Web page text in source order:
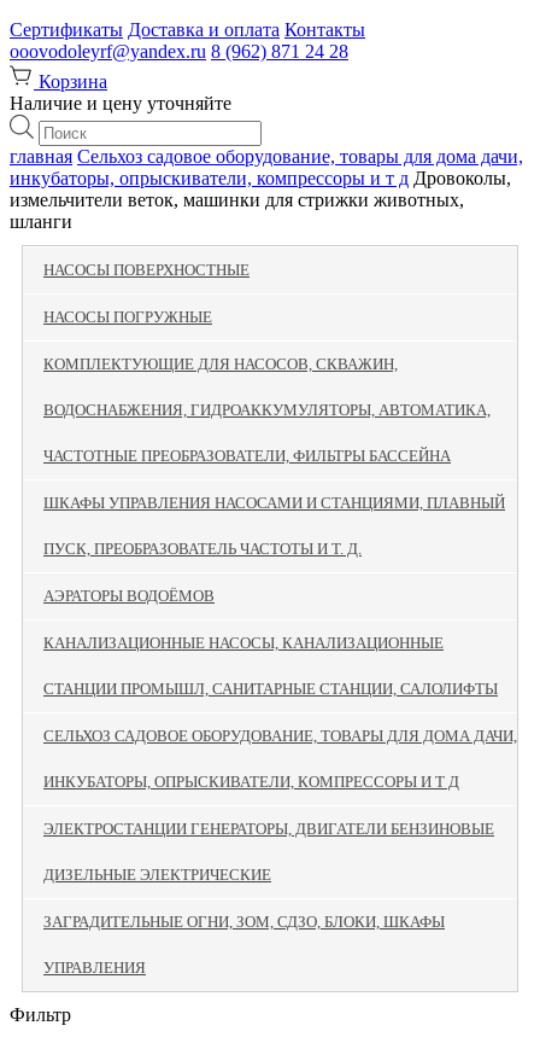
Сертификаты Доставка и оплата Контакты
ooovodoleyrf@yandex.ru 8 (962) 871 24 28
Корзина
Наличие и цену уточняйте
Поиск
товаров
главная Сельхоз садовое оборудование, товары для дома дачи,
инкубаторы, опрыскиватели, компрессоры и т д Дровоколы,
измельчители веток, машинки для стрижки животных,
шланги
НАСОСЫ ПОВЕРХНОСТНЫЕ
НАСОСЫ ПОГРУЖНЫЕ
КОМПЛЕКТУЮЩИЕ ДЛЯ НАСОСОВ, СКВАЖИН,
ВОДОСНАБЖЕНИЯ, ГИДРОАККУМУЛЯТОРЫ, АВТОМАТИКА,
ЧАСТОТНЫЕ ПРЕОБРАЗОВАТЕЛИ, ФИЛЬТРЫ БАССЕЙНА
ШКАФЫ УПРАВЛЕНИЯ НАСОСАМИ И СТАНЦИЯМИ, ПЛАВНЫЙ
ПУСК, ПРЕОБРАЗОВАТЕЛЬ ЧАСТОТЫ И Т. Д.
АЭРАТОРЫ ВОДОЁМОВ
КАНАЛИЗАЦИОННЫЕ НАСОСЫ, КАНАЛИЗАЦИОННЫЕ
СТАНЦИИ ПРОМЫШЛ, САНИТАРНЫЕ СТАНЦИИ, САЛОЛИФТЫ
СЕЛЬХОЗ САДОВОЕ ОБОРУДОВАНИЕ, ТОВАРЫ ДЛЯ ДОМА ДАЧИ,
ИНКУБАТОРЫ, ОПРЫСКИВАТЕЛИ, КОМПРЕССОРЫ И Т Д
ЭЛЕКТРОСТАНЦИИ ГЕНЕРАТОРЫ, ДВИГАТЕЛИ БЕНЗИНОВЫЕ
ДИЗЕЛЬНЫЕ ЭЛЕКТРИЧЕСКИЕ
ЗАГРАДИТЕЛЬНЫЕ ОГНИ, ЗОМ, СДЗО, БЛОКИ, ШКАФЫ
УПРАВЛЕНИЯ
Фильтр